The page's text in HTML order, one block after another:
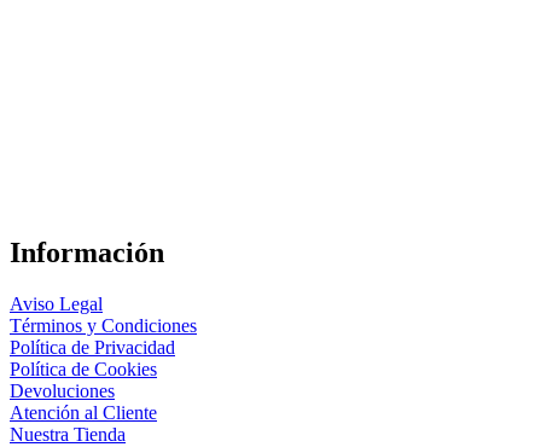
Información
Aviso Legal
Términos y Condiciones
Política de Privacidad
Política de Cookies
Devoluciones
Atención al Cliente
Nuestra Tienda